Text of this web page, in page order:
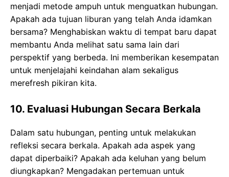
menjadi metode ampuh untuk menguatkan hubungan.
Apakah ada tujuan liburan yang telah Anda idamkan
bersama? Menghabiskan waktu di tempat baru dapat
membantu Anda melihat satu sama lain dari
perspektif yang berbeda. Ini memberikan kesempatan
untuk menjelajahi keindahan alam sekaligus
merefresh pikiran kita.
10. Evaluasi Hubungan Secara Berkala
Dalam satu hubungan, penting untuk melakukan
refleksi secara berkala. Apakah ada aspek yang
dapat diperbaiki? Apakah ada keluhan yang belum
diungkapkan? Mengadakan pertemuan untuk